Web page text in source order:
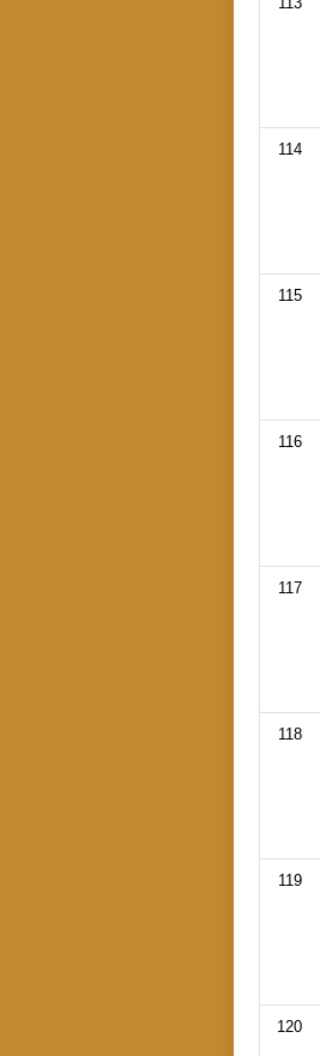
114
115
116
117
118
119
120